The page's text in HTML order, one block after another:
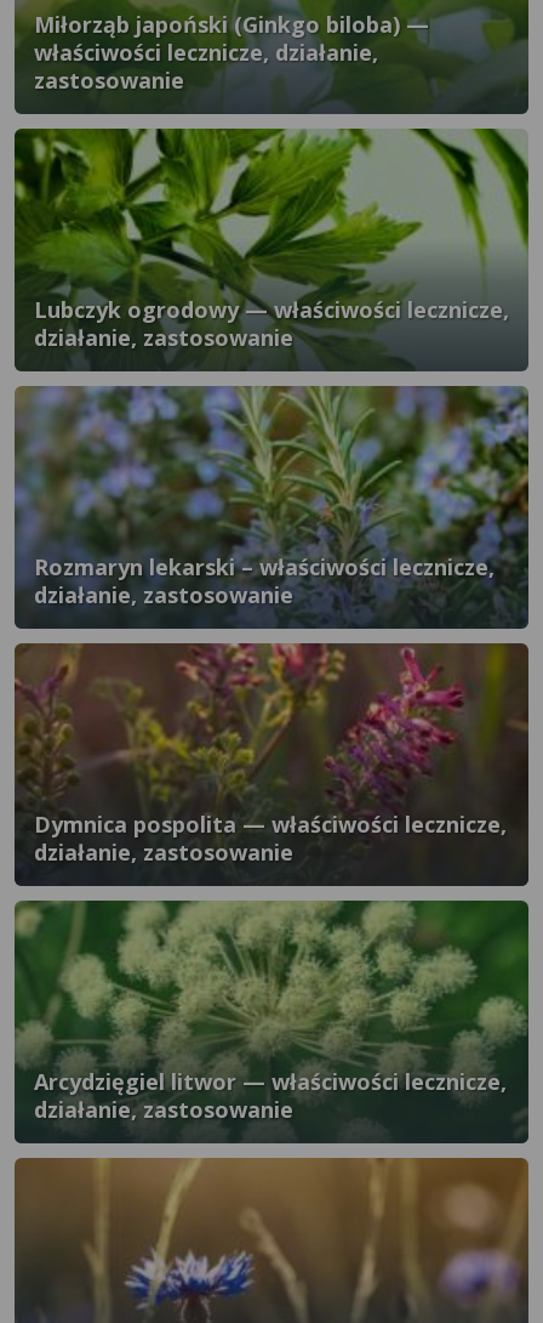
Miłorząb japoński (Ginkgo biloba) —
właściwości lecznicze, działanie,
zastosowanie
Lubczyk ogrodowy — właściwości lecznicze,
działanie, zastosowanie
Rozmaryn lekarski – właściwości lecznicze,
działanie, zastosowanie
Dymnica pospolita — właściwości lecznicze,
działanie, zastosowanie
Arcydzięgiel litwor — właściwości lecznicze,
działanie, zastosowanie